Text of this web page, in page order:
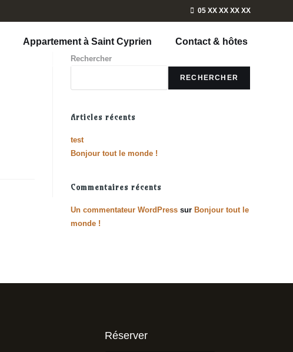
05 XX XX XX XX
Appartement à Saint Cyprien Contact & hôtes
Rechercher
RECHERCHER
Articles récents
test
Bonjour tout le monde !
Commentaires récents
Un commentateur WordPress sur Bonjour tout le
monde !
Réserver